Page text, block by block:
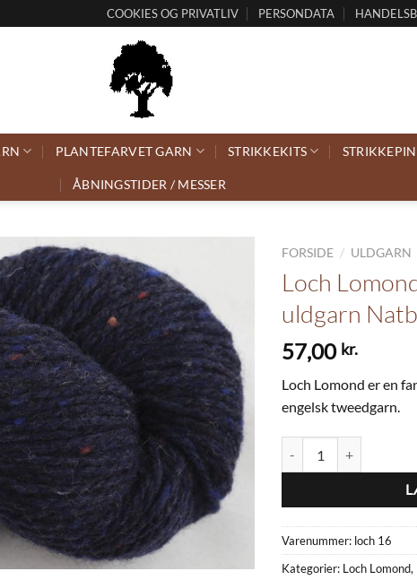
COOKIES OG PRIVATLIV PERSONDATA
PLANTEFARVET GARN STRIKKEKITS
ÅBNINGSTIDER / MESSER
FORSIDE / ULDGARN
Loch
uldgarn
57,00 kr.
Loch Lomond er en
engelsk tweedgarn.
Varenummer: loch 16
Kategorier: Loch Lomond,